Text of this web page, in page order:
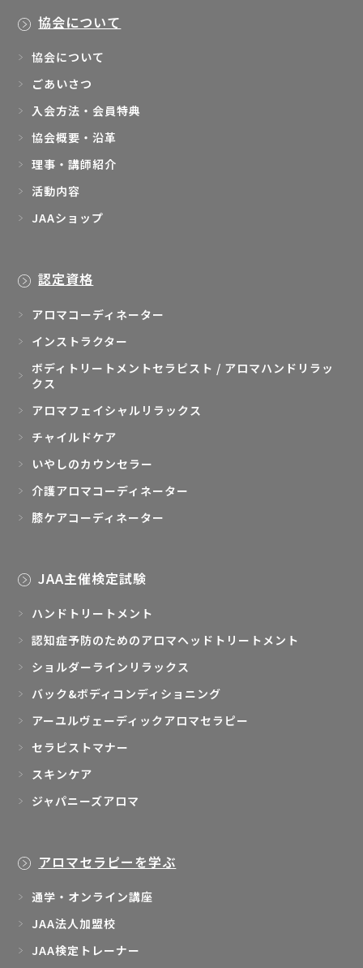
協会について
協会について
ごあいさつ
入会方法・会員特典
協会概要・沿革
理事・講師紹介
活動内容
JAAショップ
認定資格
アロマコーディネーター
インストラクター
ボディトリートメントセラピスト / アロマハンドリラッ
クス
アロマフェイシャルリラックス
チャイルドケア
いやしのカウンセラー
介護アロマコーディネーター
膝ケアコーディネーター
JAA主催検定試験
ハンドトリートメント
認知症予防のためのアロマヘッドトリートメント
ショルダーラインリラックス
バック&ボディコンディショニング
アーユルヴェーディックアロマセラピー
セラピストマナー
スキンケア
ジャパニーズアロマ
アロマセラピーを学ぶ
通学・オンライン講座
JAA法人加盟校
JAA検定トレーナー